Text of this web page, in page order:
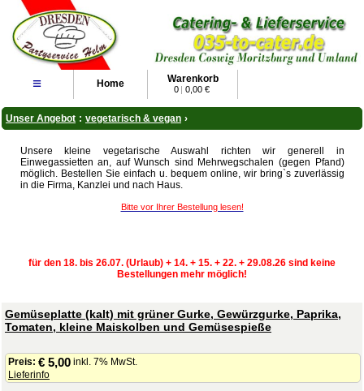
≡ Home Warenkorb
0 | 0,00 €
Unser Angebot : vegetarisch & vegan ›
Unsere kleine vegetarische Auswahl richten wir generell in
Einwegassietten an, auf Wunsch sind Mehrwegschalen (gegen Pfand)
möglich. Bestellen Sie einfach u. bequem online, wir bring`s zuverlässig
in die Firma, Kanzlei und nach Haus.
Bitte vor Ihrer Bestellung lesen!
für den 18. bis 26.07. (Urlaub) + 14. + 15. + 22. + 29.08.26 sind keine
Bestellungen mehr möglich!
Gemüseplatte (kalt) mit grüner Gurke, Gewürzgurke, Paprika,
Tomaten, kleine Maiskolben und Gemüsespieße
Preis: € 5,00 inkl. 7% MwSt.
Lieferinfo